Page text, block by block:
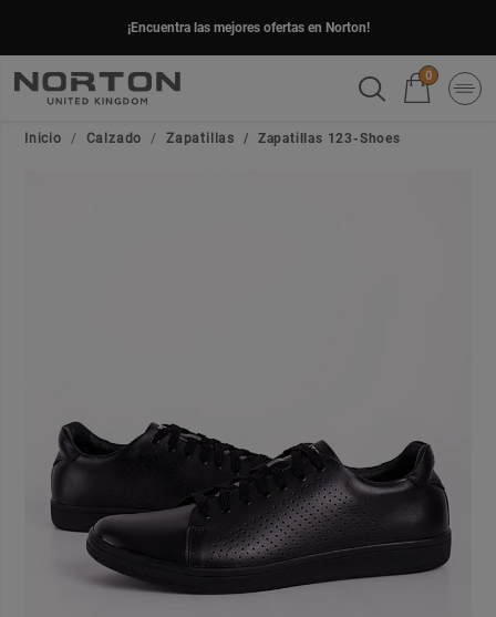
¡Encuentra las mejores ofertas en Norton!
0
Inicio Calzado Zapatillas Zapatillas 123-Shoes